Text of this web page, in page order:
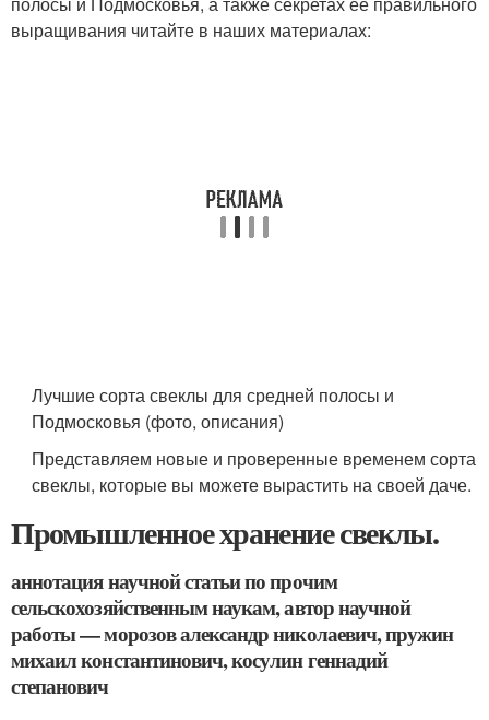
выращивания читайте в наших материалах:
Лучшие сорта свеклы для средней полосы и
Подмосковья (фото, описания)
Представляем новые и проверенные временем сорта
свеклы, которые вы можете вырастить на своей даче.
Промышленное хранение свеклы.
аннотация научной статьи по прочим
сельскохозяйственным наукам, автор научной
работы — морозов александр николаевич, пружин
михаил константинович, косулин геннадий
степанович